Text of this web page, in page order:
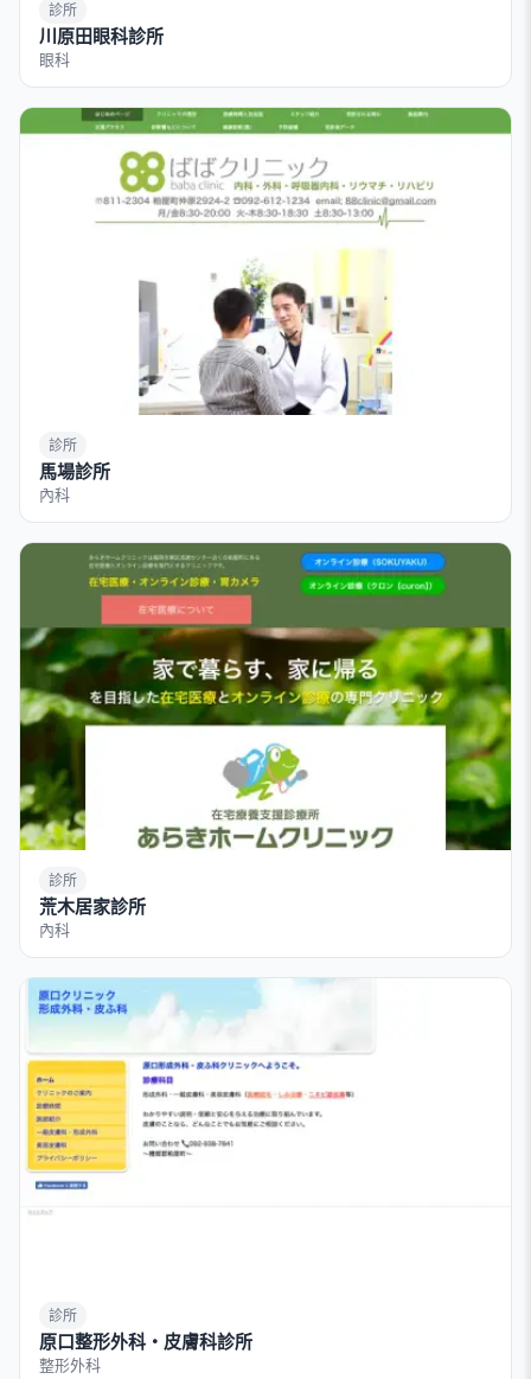
診所
川原田眼科診所
眼科
診所
馬場診所
內科
診所
荒木居家診所
內科
診所
原口整形外科・皮膚科診所
整形外科